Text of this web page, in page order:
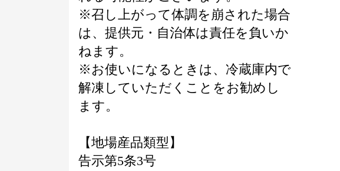
※召し上がって体調を崩された場合
は、提供元・自治体は責任を負いか
ねます。
※お使いになるときは、冷蔵庫内で
解凍していただくことをお勧めし
ます。
【地場産品類型】
告示第5条3号